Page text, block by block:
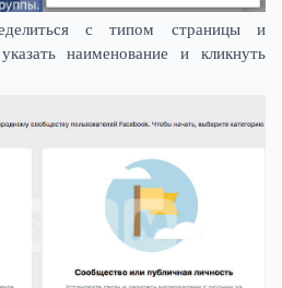
с типом страницы и
наименование и кликнуть